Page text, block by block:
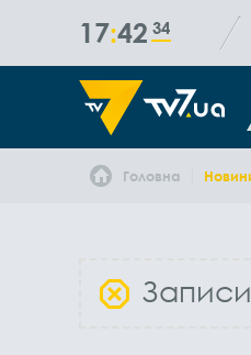
17 42 34
Головна
Записи